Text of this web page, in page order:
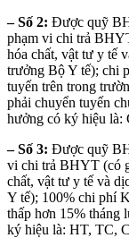
– Số 2: Được quỹ
phạm vi chi trả
hóa chất, vật tư y tế
trưởng Bộ Y tế); chi
tuyến trên trong
phải chuyển tuyến
hưởng có ký hiệu
– Số 3: Được quỹ
vi chi trả BHYT (có
chất, vật tư y tế và
Y tế); 100% chi phí
thấp hơn 15% tháng
ký hiệu là: HT, TC,